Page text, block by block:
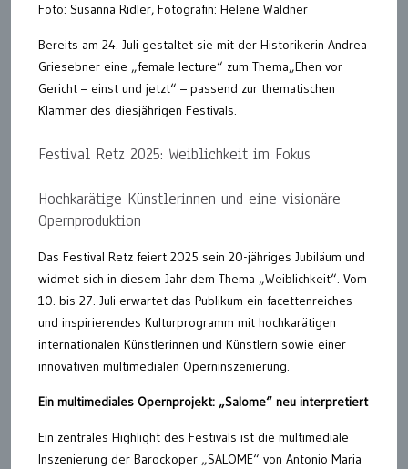
Foto: Susanna Ridler, Fotografin: Helene Waldner
Bereits am 24. Juli gestaltet sie mit der Historikerin Andrea
Griesebner eine „female lecture“ zum Thema„Ehen vor
Gericht – einst und jetzt“ – passend zur thematischen
Klammer des diesjährigen Festivals.
Festival Retz 2025: Weiblichkeit im Fokus
Hochkarätige Künstlerinnen und eine visionäre
Opernproduktion
Das Festival Retz feiert 2025 sein 20-jähriges Jubiläum und
widmet sich in diesem Jahr dem Thema „Weiblichkeit“. Vom
10. bis 27. Juli erwartet das Publikum ein facettenreiches
und inspirierendes Kulturprogramm mit hochkarätigen
internationalen Künstlerinnen und Künstlern sowie einer
innovativen multimedialen Operninszenierung.
Ein multimediales Opernprojekt: „Salome“ neu interpretiert
Ein zentrales Highlight des Festivals ist die multimediale
Inszenierung der Barockoper „SALOME“ von Antonio Maria